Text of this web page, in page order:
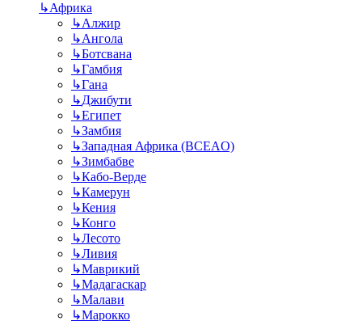
↳Африка
↳Алжир
↳Ангола
↳Ботсвана
↳Гамбия
↳Гана
↳Джибути
↳Египет
↳Замбия
↳Западная Африка (BCEAO)
↳Зимбабве
↳Кабо-Верде
↳Камерун
↳Кения
↳Конго
↳Лесото
↳Ливия
↳Маврикий
↳Мадагаскар
↳Малави
↳Марокко